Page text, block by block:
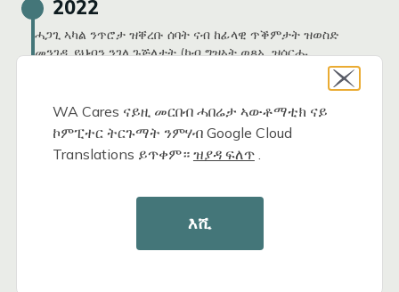
2022
ሓጋጊ ኣካል ንጥሮታ ዝቐረቡ ሰባት ናብ ከፊላዊ ጥቕምታት ዝወስድ
መንገዲ ይህብን ንገለ ጉጅለታት (ካብ ግዝኣት ወጻኢ ዝሰርሑ
ሰራሕተኛታት፡ ዘይስደተኛ ቪዛ ዘለዎም ሰራሕተኛታት፡ ወተሃደራዊ
መጻምድቲ፡ ከምኡ’ውን ገዳይም ተጋደልቲ 70%+ ስንኩላን) ወለንታዊ
ነጻነት የቐምጥ።
ተወሳኺ ሓበሬታ፤
መን እዩ ካብ ኣበርክቶ ነጻ
WA Cares ናይዚ መርበብ ሓበሬታ ኣውቶማቲክ ናይ
ኮምፒተር ትርጉማት ንምሃብ Google Cloud
Translations ይጥቀም። ዝያዳ ፍለጥ.
እሺ